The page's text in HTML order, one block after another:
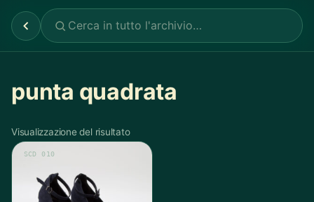
punta quadrata
Visualizzazione del risultato
SCD 010